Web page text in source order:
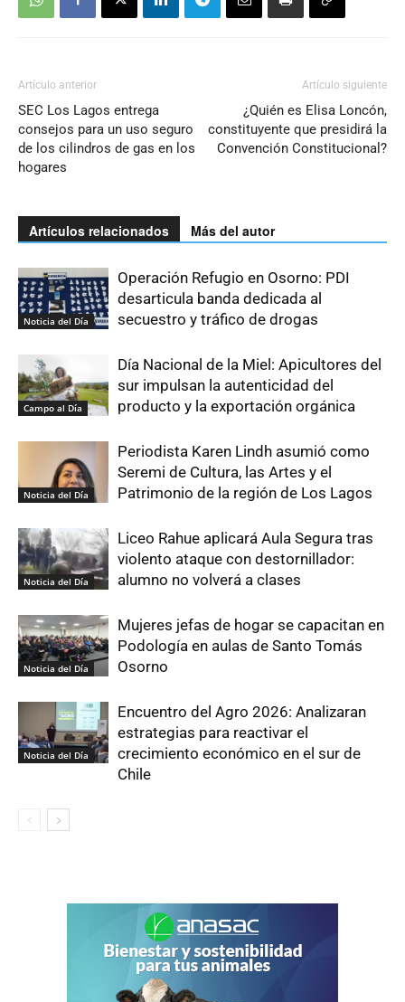
Artículo anterior
SEC Los Lagos entrega
consejos para un uso seguro
de los cilindros de gas en los
hogares
Artículo siguiente
¿Quién es Elisa Loncón,
constituyente que presidirá la
Convención Constitucional?
Artículos relacionados Más del autor
Noticia del Día
Operación Refugio en Osorno: PDI
desarticula banda dedicada al
secuestro y tráfico de drogas
Campo al Día
Día Nacional de la Miel: Apicultores del
sur impulsan la autenticidad del
producto y la exportación orgánica
Noticia del Día
Periodista Karen Lindh asumió como
Seremi de Cultura, las Artes y el
Patrimonio de la región de Los Lagos
Noticia del Día
Liceo Rahue aplicará Aula Segura tras
violento ataque con destornillador:
alumno no volverá a clases
Noticia del Día
Mujeres jefas de hogar se capacitan en
Podología en aulas de Santo Tomás
Osorno
Noticia del Día
Encuentro del Agro 2026: Analizaran
estrategias para reactivar el
crecimiento económico en el sur de
Chile